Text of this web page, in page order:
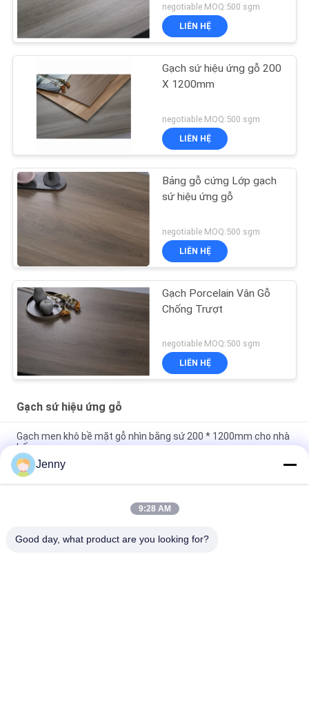
negotiable MOQ:500 sgm
LIÊN HỆ
Gạch sứ hiệu ứng gỗ 200
X 1200mm
negotiable MOQ:500 sgm
LIÊN HỆ
Bảng gỗ cứng Lớp gạch
sứ hiệu ứng gỗ
negotiable MOQ:500 sgm
LIÊN HỆ
Gạch Porcelain Vân Gỗ
Chống Trượt
negotiable MOQ:500 sgm
LIÊN HỆ
Gạch sứ hiệu ứng gỗ
Gạch men khô bề mặt gỗ nhìn bằng sứ 200 * 1200mm cho nhà
bếp
Hiệu ứng hoàn thiện bằng gỗ Gạch lát sàn bằng sứ 11mm Sứ
ốp tường bằng gỗ
Hiệu ứng gỗ rắn Gạch sứ Bề mặt mờ không trượt cho phòng
Jenny
9:28 AM
Good day, what product are you looking for?